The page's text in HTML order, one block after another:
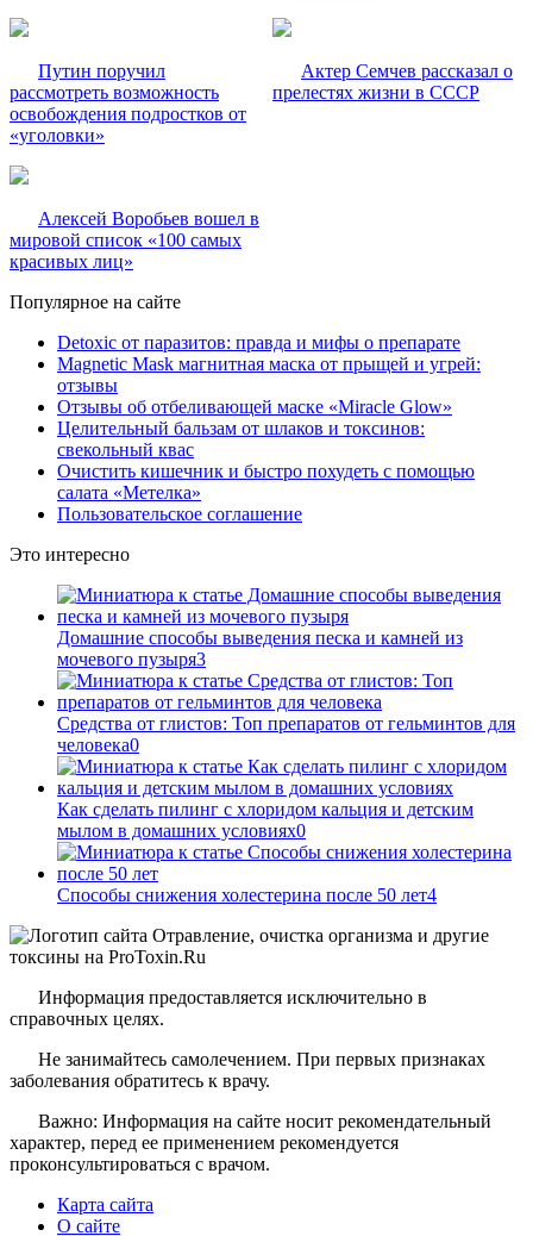
Путин поручил
рассмотреть возможность
освобождения подростков от
«уголовки»
Актер Семчев рассказал о
прелестях жизни в СССР
Алексей Воробьев вошел в
мировой список «100 самых
красивых лиц»
Популярное на сайте
Detoxic от паразитов: правда и мифы о препарате
Magnetic Mask магнитная маска от прыщей и угрей:
отзывы
Отзывы об отбеливающей маске «Miracle Glow»
Целительный бальзам от шлаков и токсинов:
свекольный квас
Очистить кишечник и быстро похудеть с помощью
салата «Метелка»
Пользовательское соглашение
Это интересно
Домашние способы выведения песка и камней из
мочевого пузыря3
Средства от глистов: Топ препаратов от гельминтов для
человека0
Как сделать пилинг с хлоридом кальция и детским
мылом в домашних условиях0
Способы снижения холестерина после 50 лет4
Информация предоставляется исключительно в
справочных целях.
Не занимайтесь самолечением. При первых признаках
заболевания обратитесь к врачу.
Важно: Информация на сайте носит рекомендательный
характер, перед ее применением рекомендуется
проконсультироваться с врачом.
Карта сайта
О сайте